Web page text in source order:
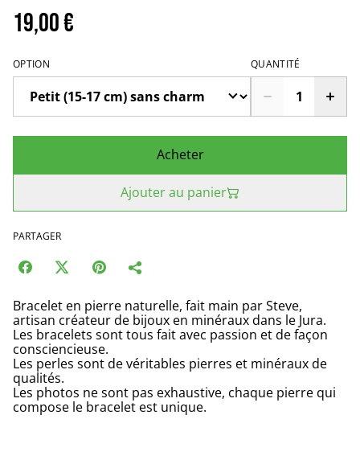
19,00 €
OPTION QUANTITÉ
Acheter
Ajouter au panier
PARTAGER
Bracelet en pierre naturelle, fait main par Steve,
artisan créateur de bijoux en minéraux dans le Jura.
Les bracelets sont tous fait avec passion et de façon
consciencieuse.
Les perles sont de véritables pierres et minéraux de
qualités.
Les photos ne sont pas exhaustive, chaque pierre qui
compose le bracelet est unique.